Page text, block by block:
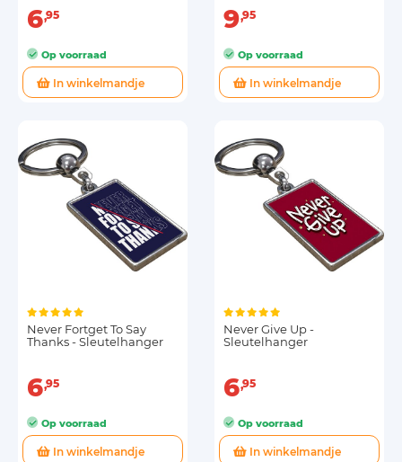
6 95
Op voorraad
In winkelmandje
9 95
Op voorraad
In winkelmandje
Never Fortget To Say
Thanks - Sleutelhanger
6 95
Op voorraad
In winkelmandje
Never Give Up -
Sleutelhanger
6 95
Op voorraad
In winkelmandje